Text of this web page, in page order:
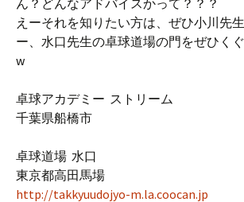
えーそれを知りたい方は、ぜひ小川先
ー、水口先生の卓球道場の門をぜひく
w
卓球アカデミー ストリーム
千葉県船橋市
卓球道場 水口
東京都高田馬場
http://takkyuudojyo-m.la.coocan.jp